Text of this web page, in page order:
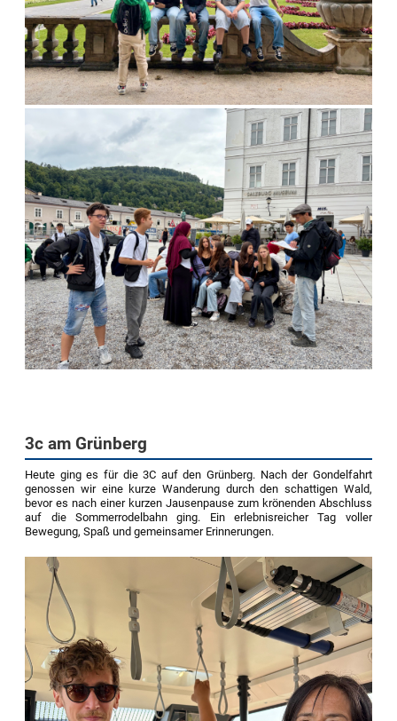
3c am Grünberg
Heute ging es für die 3C auf den Grünberg. Nach der Gondelfahrt
genossen wir eine kurze Wanderung durch den schattigen Wald,
bevor es nach einer kurzen Jausenpause zum krönenden Abschluss
auf die Sommerrodelbahn ging. Ein erlebnisreicher Tag voller
Bewegung, Spaß und gemeinsamer Erinnerungen.